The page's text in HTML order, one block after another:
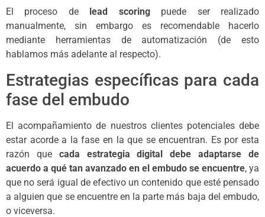
El proceso de lead scoringpuede ser realizado
manualmente, sin embargo es recomendable hacerlo
mediante herramientas de automatización (de esto
hablamos más adelante al respecto).
Estrategias específicas para cada
fase del embudo
El acompañamiento de nuestros clientes potenciales debe
estar acorde a la fase en la que se encuentran. Es por esta
razón que cada estrategia digital debe adaptarse de
acuerdo a qué tan avanzado en el embudo se encuentre, ya
que no será igual de efectivo un contenido que esté pensado
a alguien que se encuentre en la parte más baja del embudo,
o viceversa.